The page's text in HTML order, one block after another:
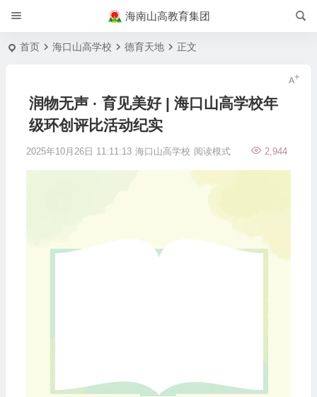
海南山高教育集团
首页 海口山高学校 德育天地 正文
润物无声 · 育见美好 | 海口山高学校年
级环创评比活动纪实
2025年10月26日 11:11:13 海口山高学校 2,944
阅读模式